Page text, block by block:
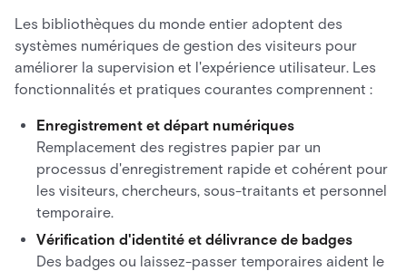
Les bibliothèques du monde entier adoptent des
systèmes numériques de gestion des visiteurs pour
améliorer la supervision et l'expérience utilisateur. Les
fonctionnalités et pratiques courantes comprennent :
Enregistrement et départ numériques
Remplacement des registres papier par un
processus d'enregistrement rapide et cohérent pour
les visiteurs, chercheurs, sous-traitants et personnel
temporaire.
Vérification d'identité et délivrance de badges
Des badges ou laissez-passer temporaires aident le